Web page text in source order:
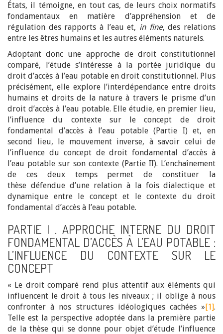
États, il témoigne, en tout cas, de leurs choix normatifs
fondamentaux en matière d’appréhension et de
régulation des rapports à l’eau et, in fine, des relations
entre les êtres humains et les autres éléments naturels.
Adoptant donc une approche de droit constitutionnel
comparé, l’étude s’intéresse à la portée juridique du
droit d’accès à l’eau potable en droit constitutionnel. Plus
précisément, elle explore l’interdépendance entre droits
humains et droits de la nature à travers le prisme d’un
droit d’accès à l’eau potable. Elle étudie, en premier lieu,
l’influence du contexte sur le concept de droit
fondamental d’accès à l’eau potable (Partie I) et, en
second lieu, le mouvement inverse, à savoir celui de
l’influence du concept de droit fondamental d’accès à
l’eau potable sur son contexte (Partie II). L’enchaînement
de ces deux temps permet de constituer la
thèse défendue d’une relation à la fois dialectique et
dynamique entre le concept et le contexte du droit
fondamental d’accès à l’eau potable.
PARTIE I . APPROCHE INTERNE DU DROIT
FONDAMENTAL D’ACCÈS À L’EAU POTABLE :
L’INFLUENCE DU CONTEXTE SUR LE
CONCEPT
« Le droit comparé rend plus attentif aux éléments qui
influencent le droit à tous les niveaux ; il oblige à nous
confronter à nos structures idéologiques cachées »[1].
Telle est la perspective adoptée dans la première partie
de la thèse qui se donne pour objet d’étude l’influence